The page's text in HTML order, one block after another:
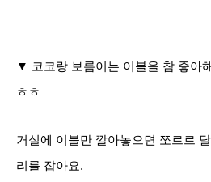
▼ 코코랑 보름이는 이불을 참 좋아
ㅎㅎ
거실에 이불만 깔아놓으면 쪼르르
리를 잡아요.